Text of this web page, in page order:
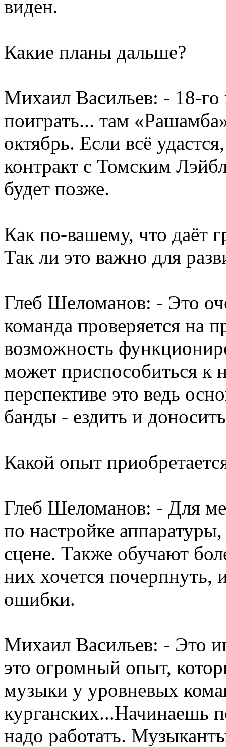
виден.
Какие планы дальше?
Михаил Васильев: - 18-
поиграть... там
октябрь. Если всё
контракт с Томским
будет позже.
Как по-вашему, что даёт
Так ли это важно для
Глеб Шеломанов: - Это
команда проверяется на
возможность
может приспособиться к
перспективе это ведь
банды - ездить и
Какой опыт
Глеб Шеломанов: - Для
по настройке
сцене. Также обучают
них хочется почерпнуть,
ошибки.
Михаил Васильев: -
это огромный опыт,
музыки у уровневых
курганских...Начинаешь
надо работать.